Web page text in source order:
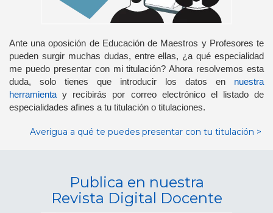
Ante una oposición de Educación de Maestros y Profesores te
pueden surgir muchas dudas, entre ellas, ¿a qué especialidad
me puedo presentar con mi titulación? Ahora resolvemos esta
duda, solo tienes que introducir los datos en nuestra
herramienta y recibirás por correo electrónico el listado de
especialidades afines a tu titulación o titulaciones.
Averigua a qué te puedes presentar con tu titulación >
Publica en nuestra
Revista Digital Docente